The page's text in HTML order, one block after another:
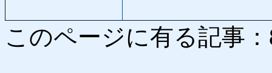
このページに有る記事